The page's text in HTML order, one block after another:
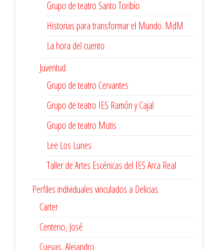
Grupo de teatro Santo Toribio
Historias para transformar el Mundo. MdM
La hora del cuento
Juventud
Grupo de teatro Cervantes
Grupo de teatro IES Ramón y Cajal
Grupo de teatro Mutis
Lee Los Lunes
Taller de Artes Escénicas del IES Arca Real
Perfiles individuales vinculados a Delicias
Carter
Centeno, José
Cuevas, Alejandro